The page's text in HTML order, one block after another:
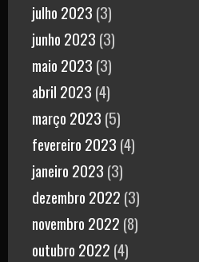
julho 2023 (3)
junho 2023 (3)
maio 2023 (3)
abril 2023 (4)
março 2023 (5)
fevereiro 2023 (4)
janeiro 2023 (3)
dezembro 2022 (3)
novembro 2022 (8)
outubro 2022 (4)